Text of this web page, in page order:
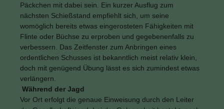
Päckchen mit dabei sein. Ein kurzer Ausflug zum
nächsten Schießstand empfiehlt sich, um seine
womöglich bereits etwas eingerosteten Fähigkeiten mit
Flinte oder Büchse zu erproben und gegebenenfalls zu
verbessern. Das Zeitfenster zum Anbringen eines
ordentlichen Schusses ist bekanntlich meist relativ klein,
doch mit genügend Übung lässt es sich zumindest etwas
verlängern.
Während der Jagd
Vor Ort erfolgt die genaue Einweisung durch den Leiter